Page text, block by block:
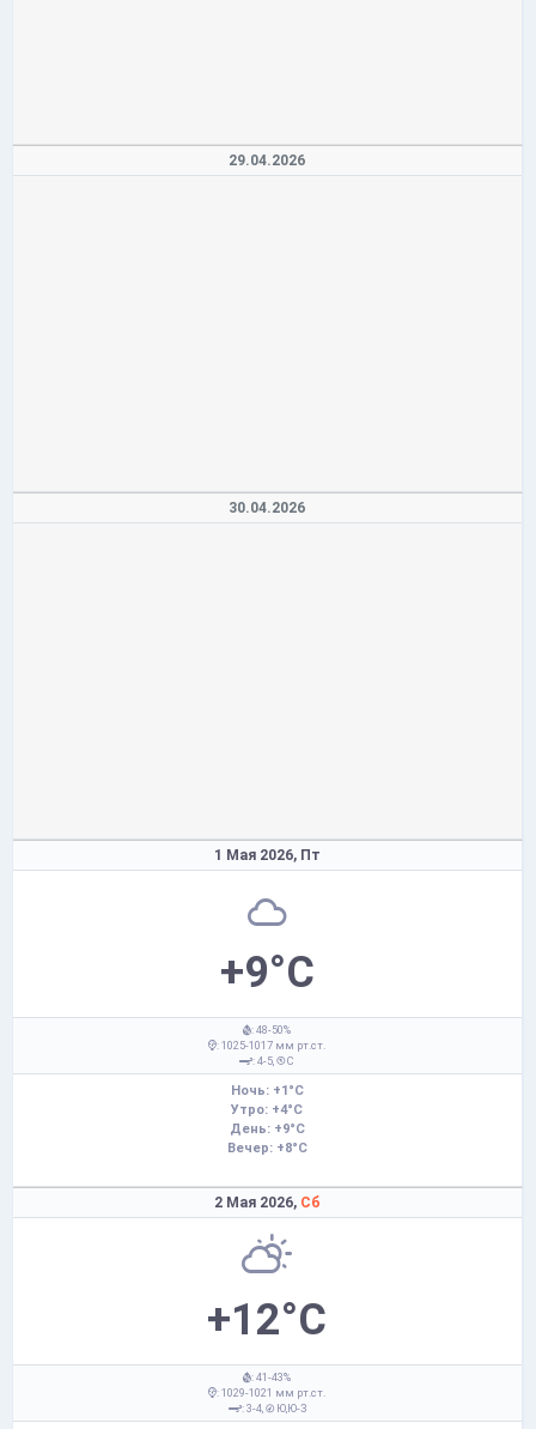
29.04.2026
30.04.2026
1 Мая 2026, Пт
+9°C
: 48-50%
: 1025-1017 мм рт.ст.
: 4-5,
С
Ночь: +1°C
Утро: +4°C
День: +9°C
Вечер: +8°C
2 Мая 2026, Сб
+12°C
: 41-43%
: 1029-1021 мм рт.ст.
: 3-4,
Ю,Ю-З